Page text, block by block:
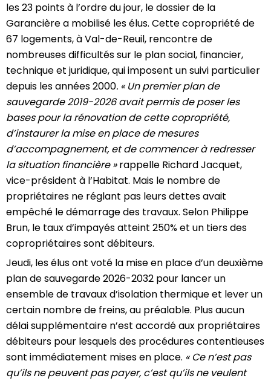
les 23 points à l’ordre du jour, le dossier de la
Garancière a mobilisé les élus. Cette copropriété de
67 logements, à Val-de-Reuil, rencontre de
nombreuses difficultés sur le plan social, financier,
technique et juridique, qui imposent un suivi particulier
depuis les années 2000. « Un premier plan de
sauvegarde 2019-2026 avait permis de poser les
bases pour la rénovation de cette copropriété,
d’instaurer la mise en place de mesures
d’accompagnement, et de commencer à redresser
la situation financière »rappelle Richard Jacquet,
vice-président à l’Habitat. Mais le nombre de
propriétaires ne réglant pas leurs dettes avait
empêché le démarrage des travaux. Selon Philippe
Brun, le taux d’impayés atteint 250% et un tiers des
copropriétaires sont débiteurs.
Jeudi, les élus ont voté la mise en place d’un deuxième
plan de sauvegarde 2026-2032 pour lancer un
ensemble de travaux d’isolation thermique et lever un
certain nombre de freins, au préalable. Plus aucun
délai supplémentaire n’est accordé aux propriétaires
débiteurs pour lesquels des procédures contentieuses
sont immédiatement mises en place. « Ce n’est pas
qu’ils ne peuvent pas payer, c’est qu’ils ne veulent